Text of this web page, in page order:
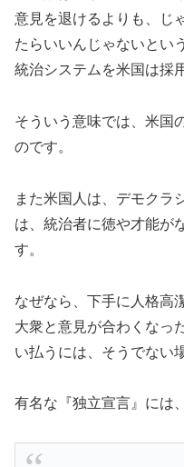
意見を退けるよりも、じ
たらいいんじゃないとい
統治システムを米国は採
そういう意味では、米国
のです。
また米国人は、デモクラ
は、統治者に徳や才能が
す。
なぜなら、下手に人格高
大衆と意見が合わくなっ
い払うには、そうでない
有名な『独立宣言』には